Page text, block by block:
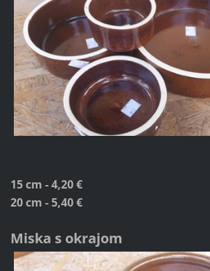
15 cm - 4,20 €
20 cm - 5,40 €
Miska s okrajom